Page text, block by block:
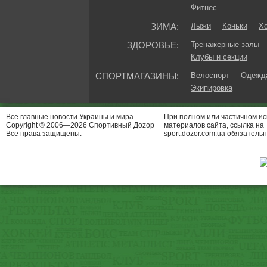
Фитнес
ЗИМА: Лыжи Коньки
ЗДОРОВЬЕ:
Тренажерные залы
Клубы и секции
СПОРТМАГАЗИНЫ: Велоспорт
Экипировка
Все главные новости Украины и мира.
Copyright © 2006—2026 Спортивный Доzор
Все права защищены.
При полном или частичном
материалов сайта, ссылка на
sport.dozor.com.ua